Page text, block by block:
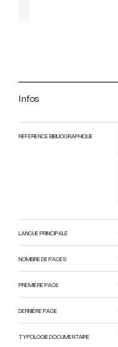
Infos
RÉFÉRENCE BIBLIOGRAPHIQUE
LANGUE PRINCIPALE
NOMBRE DE PAGES
PREMIÈRE PAGE
DERNIÈRE PAGE
TYPOLOGIE DOCUMENTAIRE